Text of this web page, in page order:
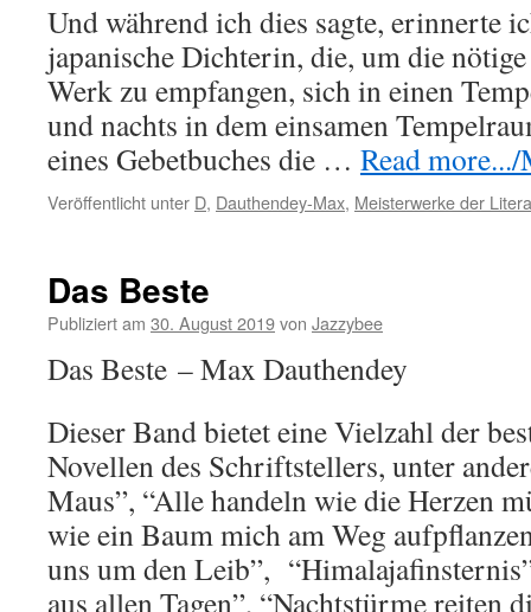
Und während ich dies sagte, erinnerte
japanische Dichterin, die, um die
Werk zu empfangen, sich in einen
und nachts in dem einsamen
eines Gebetbuches die … Read
Veröffentlicht unter D, Dauthendey-Max, Meisterwerke der
Das Beste
Publiziert am 30. August 2019von Jazzybee
Das Beste – Max Dauthendey
Dieser Band bietet eine Vielzahl der
Novellen des Schriftstellers, unter
Maus”, “Alle handeln wie die Herzen
wie ein Baum mich am Weg
uns um den Leib”,
aus allen Tagen”, “Nachtstürme reiten